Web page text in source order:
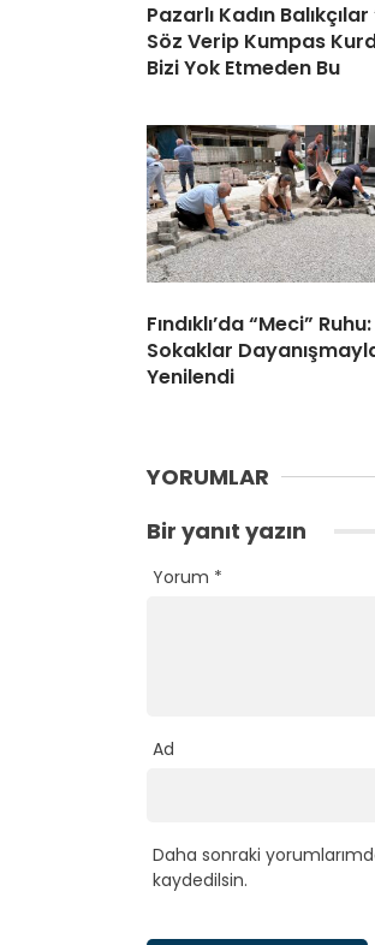
Pazarlı Kadın
Söz Verip Kumpas
Bizi Yok Etmeden Bu
Fındıklı’da “Meci” Ruhu:
Sokaklar
Yenilendi
YORUMLAR
Bir yanıt yazın
Yorum *
Ad
Daha sonraki
kaydedilsin.